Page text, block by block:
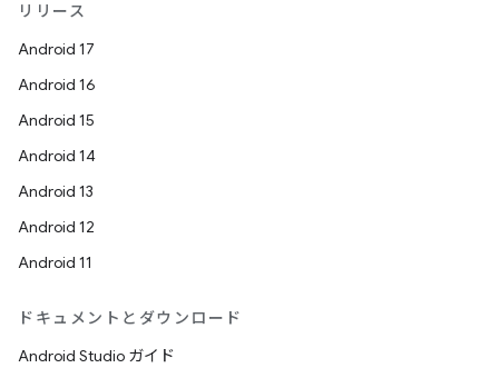
リリース
Android 17
Android 16
Android 15
Android 14
Android 13
Android 12
Android 11
ドキュメントとダウンロード
Android Studio ガイド